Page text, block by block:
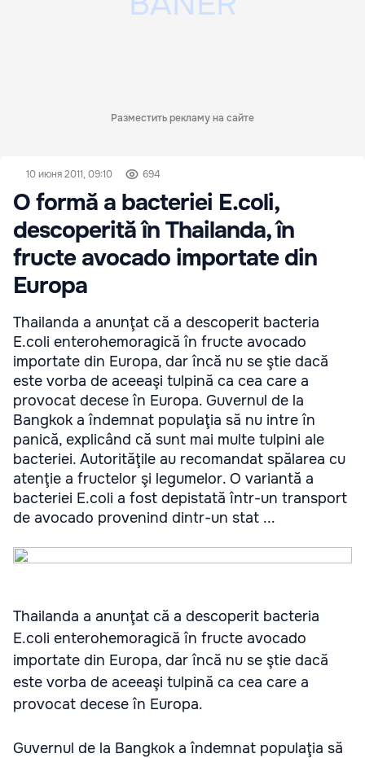
Разместить рекламу на сайте
10 июня 2011, 09:10 694
O formă a bacteriei E.coli,
descoperită în Thailanda, în
fructe avocado importate din
Europa
Thailanda a anunţat că a descoperit bacteria
E.coli enterohemoragică în fructe avocado
importate din Europa, dar încă nu se ştie dacă
este vorba de aceeaşi tulpină ca cea care a
provocat decese în Europa. Guvernul de la
Bangkok a îndemnat populaţia să nu intre în
panică, explicând că sunt mai multe tulpini ale
bacteriei. Autorităţile au recomandat spălarea cu
atenţie a fructelor şi legumelor. O variantă a
bacteriei E.coli a fost depistată într-un transport
de avocado provenind dintr-un stat ...
Thailanda a anunţat că a descoperit bacteria
E.coli enterohemoragică în fructe avocado
importate din Europa, dar încă nu se ştie dacă
este vorba de aceeaşi tulpină ca cea care a
provocat decese în Europa.
Guvernul de la Bangkok a îndemnat populaţia să